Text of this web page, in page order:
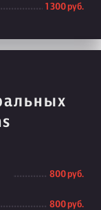
1 300 руб.
800 руб.
800 руб.